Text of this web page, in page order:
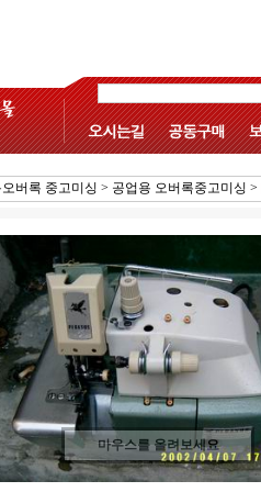
버록 중고미싱 > 공업용 오버록중고미싱 >
마우스를 올려보세요